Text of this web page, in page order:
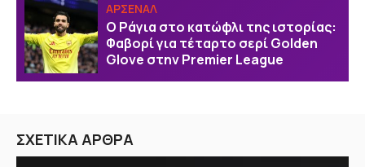
ΑΡΣΕΝΑΛ
Ο Ράγια στο κατώφλι της ιστορίας:
Φαβορί για τέταρτο σερί Golden
Glove στην Premier League
ΣΧΕΤΙΚΑ ΑΡΘΡΑ